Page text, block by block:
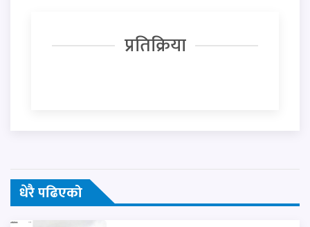
प्रतिक्रिया
धेरै पढिएको